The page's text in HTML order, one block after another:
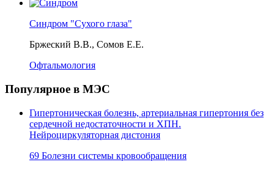
Синдром "Сухого глаза"
Бржеский В.В., Сомов Е.Е.
Офтальмология
Популярное в МЭС
Гипертоническая болезнь, артериальная гипертония без
сердечной недостаточности и ХПН.
Нейроциркуляторная дистония
69 Болезни системы кровообращения